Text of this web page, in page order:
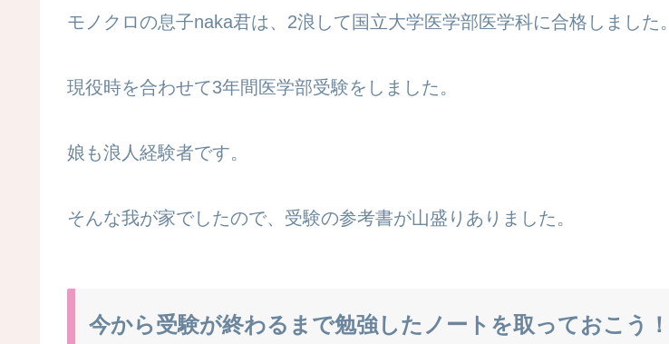
モノクロの息子naka君は、2浪して国立大学医学部医学科に合格しました。
現役時を合わせて3年間医学部受験をしました。
娘も浪人経験者です。
そんな我が家でしたので、受験の参考書が山盛りありました。
今から受験が終わるまで勉強したノートを取っておこう！